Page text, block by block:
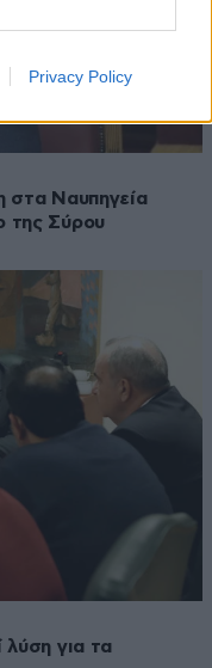
Privacy Policy
στα Ναυπηγεία
της Σύρου
λύση για τα